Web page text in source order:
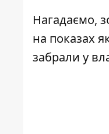
Нагадаємо,
на показах
забрали у